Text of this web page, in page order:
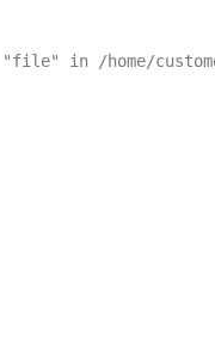
"file" in /home/